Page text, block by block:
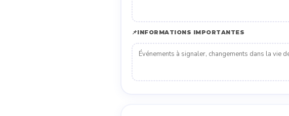
📌INFORMATIONS IMPORTANTES